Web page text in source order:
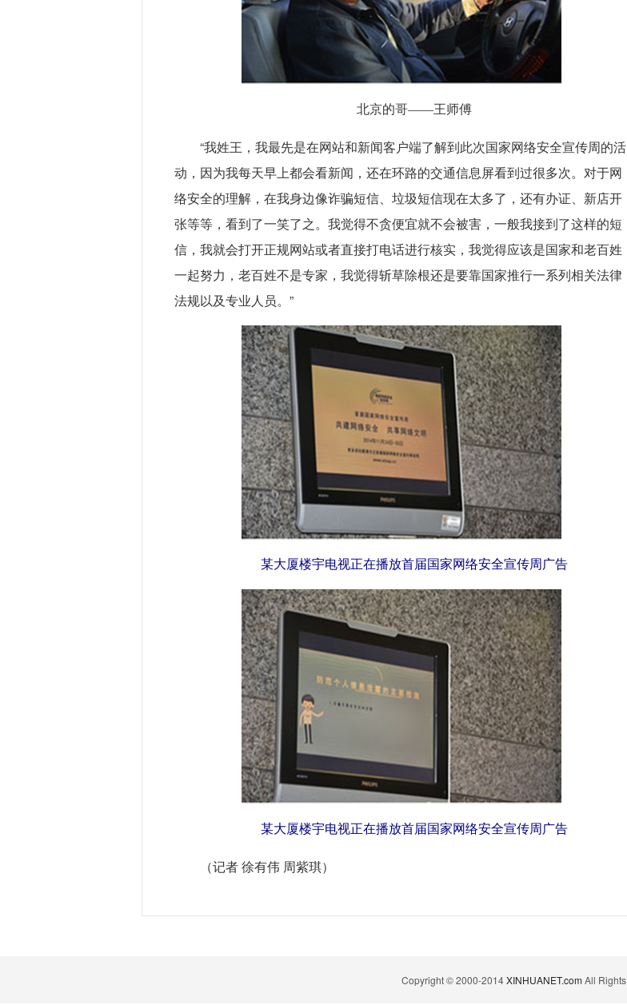
北京的哥——王师傅
“我姓王，我最先是在网站和新闻客户端了解到此次国家网络安全宣传周的活
动，因为我每天早上都会看新闻，还在环路的交通信息屏看到过很多次。对于网
络安全的理解，在我身边像诈骗短信、垃圾短信现在太多了，还有办证、新店开
张等等，看到了一笑了之。我觉得不贪便宜就不会被害，一般我接到了这样的短
信，我就会打开正规网站或者直接打电话进行核实，我觉得应该是国家和老百姓
一起努力，老百姓不是专家，我觉得斩草除根还是要靠国家推行一系列相关法律
法规以及专业人员。”
某大厦楼宇电视正在播放首届国家网络安全宣传周广告
某大厦楼宇电视正在播放首届国家网络安全宣传周广告
（记者 徐有伟 周紫琪）